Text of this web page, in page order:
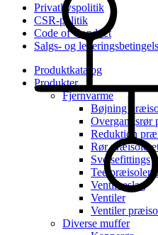
Privatlivspolitik
CSR-politik
Code of Conduct
Salgs- og
Produktkatalog
Produkter
Fjernvarme
Bøjning
Overgangsrør
Reduktion
Rør
Svejsefittings
Tee
Ventilbeslag
Ventiler
Ventiler
Diverse muffer